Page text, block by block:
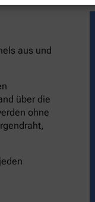
aus und
über die
ohne